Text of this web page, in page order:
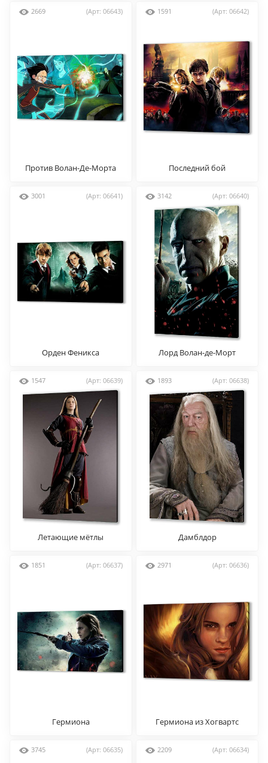
2669 (Арт: 06643)
Против Волан-Де-Морта
1591 (Арт: 06642)
Последний бой
3001 (Арт: 06641)
Орден Феникса
3142 (Арт: 06640)
Лорд Волан-де-Морт
1547 (Арт: 06639)
Летающие мётлы
1893 (Арт: 06638)
Дамблдор
1851 (Арт: 06637)
Гермиона
2971 (Арт: 06636)
Гермиона из Хогвартс
3745 (Арт: 06635) 2209 (Арт: 06634)